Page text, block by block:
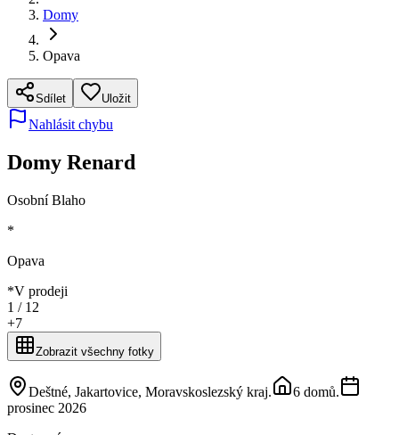
Domy
Opava
Sdílet Uložit
Nahlásit chybu
Domy Renard
Osobní Blaho
*
Opava
*V prodeji
1 / 12
+7
Zobrazit všechny fotky
Deštné, Jakartovice, Moravskoslezský kraj. 6 domů.
prosinec 2026